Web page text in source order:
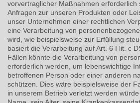
vorvertraglicher Maßnahmen erforderlich
Anfragen zur unseren Produkten oder
unser Unternehmen einer rechtlichen
eine Verarbeitung von
wird, wie beispielsweise zur Erfüllung
basiert die Verarbeitung auf Art. 6 I lit. c
Fällen könnte die Verarbeitung von
erforderlich werden, um lebenswichtige
betroffenen Person oder einer anderen
schützen. Dies wäre beispielsweise der
in unserem Betrieb verletzt werden